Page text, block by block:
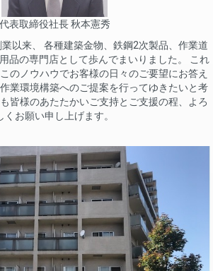
代表取締役社長 秋本憲秀
以来、 各種建築金物、鉄鋼2次製品、作業道
品の専門店として歩んでまいりました。 これ
のノウハウでお客様の日々のご要望にお答え
業環境構築へのご提案を行ってゆきたいと考
皆様のあたたかいご支持とご支援の程、よろ
くお願い申し上げます。